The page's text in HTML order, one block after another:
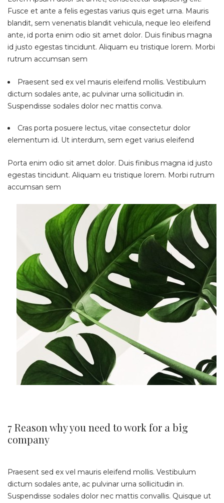
Fusce et ante a felis egestas varius quis eget urna. Mauris
blandit, sem venenatis blandit vehicula, neque leo eleifend
ante, id porta enim odio sit amet dolor. Duis finibus magna
id justo egestas tincidunt. Aliquam eu tristique lorem. Morbi
rutrum accumsan sem
Praesent sed ex vel mauris eleifend mollis. Vestibulum
dictum sodales ante, ac pulvinar urna sollicitudin in.
Suspendisse sodales dolor nec mattis conva.
Cras porta posuere lectus, vitae consectetur dolor
elementum id. Ut interdum, sem eget varius eleifend
Porta enim odio sit amet dolor. Duis finibus magna id justo
egestas tincidunt. Aliquam eu tristique lorem. Morbi rutrum
accumsan sem
7 Reason why you need to work for a big
company
Praesent sed ex vel mauris eleifend mollis. Vestibulum
dictum sodales ante, ac pulvinar urna sollicitudin in.
Suspendisse sodales dolor nec mattis convallis. Quisque ut